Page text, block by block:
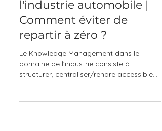
Management dans
l'industrie automobile |
Comment éviter de
repartir à zéro ?
Le Knowledge Management dans le
l’ensemble des connaissances...